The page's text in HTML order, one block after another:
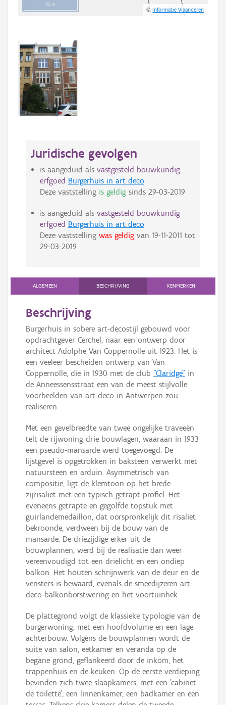
10 m
©Informatie Vlaanderen
Juridische gevolgen
is aangeduid als vastgesteld bouwkundig
erfgoed Burgerhuis in art deco
Deze vaststelling is geldigsinds 29-03-2019
is aangeduid als vastgesteld bouwkundig
erfgoed Burgerhuis in art deco
Deze vaststelling was geldigvan 19-11-2011 tot
29-03-2019
ALGEMEEN BESCHRIJVING KENMERKEN
Beschrijving
Burgerhuis in sobere art-decostijl gebouwd voor
opdrachtgever Cerchel, naar een ontwerp door
architect Adolphe Van Coppernolle uit 1923. Het is
een veeleer bescheiden ontwerp van Van
Coppernolle, die in 1930 met de club "Claridge" in
de Anneessensstraat een van de meest stijlvolle
voorbeelden van art deco in Antwerpen zou
realiseren.
Met een gevelbreedte van twee ongelijke traveeën
telt de rijwoning drie bouwlagen, waaraan in 1933
een pseudo-mansarde werd toegevoegd. De
lijstgevel is opgetrokken in baksteen verwerkt met
natuursteen en arduin. Asymmetrisch van
compositie, ligt de klemtoon op het brede
zijrisaliet met een typisch getrapt profiel. Het
eveneens getrapte en gegolfde topstuk met
guirlandemedaillon, dat oorspronkelijk dit risaliet
bekroonde, verdween bij de bouw van de
mansarde. De driezijdige erker uit de
bouwplannen, werd bij de realisatie dan weer
vereenvoudigd tot een drielicht en een ondiep
balkon. Het houten schrijnwerk van de deur en de
vensters is bewaard, evenals de smeedijzeren art-
deco-balkonborstwering en het voortuinhek.
De plattegrond volgt de klassieke typologie van de
burgerwoning, met een hoofdvolume en een lage
achterbouw. Volgens de bouwplannen wordt de
suite van salon, eetkamer en veranda op de
begane grond, geflankeerd door de inkom, het
trappenhuis en de keuken. Op de eerste verdieping
bevinden zich twee slaapkamers, met een 'cabinet
de toilette', een linnenkamer, een badkamer en een